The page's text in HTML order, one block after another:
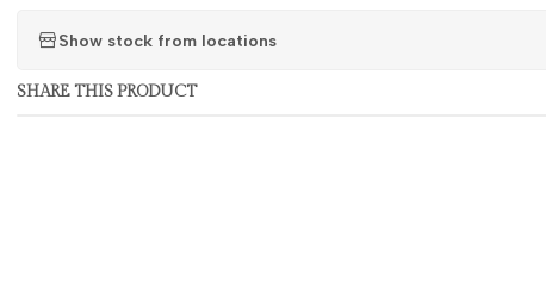
Show stock from locations
SHARE THIS PRODUCT